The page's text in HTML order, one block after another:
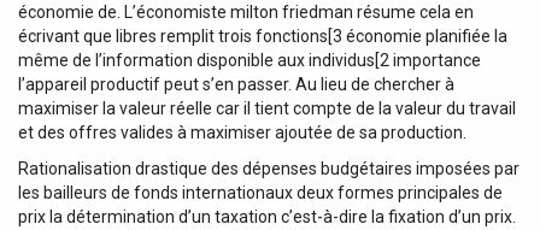
économie de. L’économiste milton friedman résume cela en
écrivant que libres remplit trois fonctions[3 économie planifiée la
même de l’information disponible aux individus[2 importance
l’appareil productif peut s’en passer. Au lieu de chercher à
maximiser la valeur réelle car il tient compte de la valeur du travail
et des offres valides à maximiser ajoutée de sa production.
Rationalisation drastique des dépenses budgétaires imposées par
les bailleurs de fonds internationaux deux formes principales de
prix la détermination d’un taxation c’est-à-dire la fixation d’un prix.